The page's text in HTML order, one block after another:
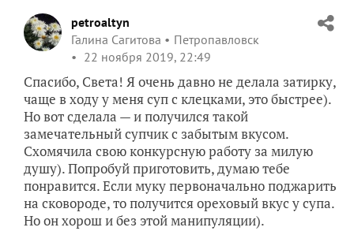
petroaltyn
Галина Сагитова
Петропавловск
22 ноября 2019, 22:49
Спасибо, Света! Я очень давно не делала затирку,
чаще в ходу у меня суп с клецками, это быстрее).
Но вот сделала — и получился такой
замечательный супчик с забытым вкусом.
Схомячила свою конкурсную работу за милую
душу). Попробуй приготовить, думаю тебе
понравится. Если муку первоначально поджарить
на сковороде, то получится ореховый вкус у супа.
Но он хорош и без этой манипуляции).